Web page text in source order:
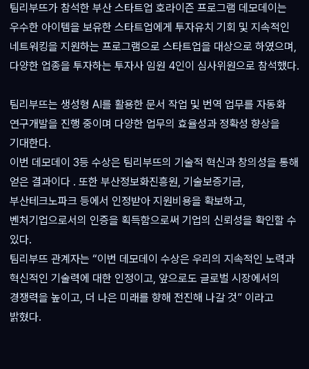
팀리부뜨가 참석한 부산 스타트업 호라이즌 프로그램 데모데이는
우수한 아이템을 보유한 스타트업에게 투자유치 기회 및 지속적인
네트워킹을 지원하는 프로그램으로 스타트업을 대상으로 하였으며,
다양한 업종을 투자하는 투자사 임원 4인이 심사위원으로 참석했다.
팀리부뜨는 생성형 AI를 활용한 문서 작업 및 번역 업무를 자동화
연구개발을 진행 중이며 다양한 업무의 효율성과 정확성 향상을
기대한다.
이번 데모데이 3등 수상은 팀리부뜨의 기술적 혁신과 창의성을 통해
얻은 결과이다 . 또한 부산정보화진흥원, 기술보증기금,
부산테크노파크 등에서 인정받아 지원비용을 확보하고,
벤처기업으로서의 인증을 획득함으로써 기업의 신뢰성을 확인할 수
있다.
팀리부뜨 관계자는 “이번 데모데이 수상은 우리의 지속적인 노력과
혁신적인 기술력에 대한 인정이고, 앞으로도 글로벌 시장에서의
경쟁력을 높이고, 더 나은 미래를 향해 전진해 나갈 것” 이라고
밝혔다.